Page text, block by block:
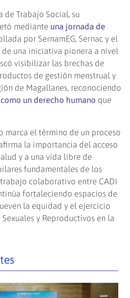
de Trabajo Social, su
mediante una jornada de
por SernamEG, Sernac y el
una iniciativa pionera a nivel
visibilizar las brechas de
de gestión menstrual y
de Magallanes, reconociendo
un derecho humano que
marca el término de un proceso
la importancia del acceso
y a una vida libre de
fundamentales de los
colaborativo entre CADI
fortaleciendo espacios de
la equidad y el ejercicio
y Reproductivos en la